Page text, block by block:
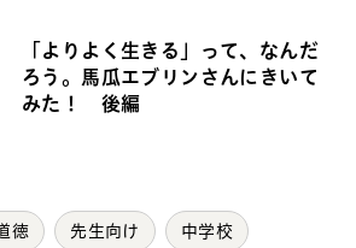
「よりよく生きる」って、なんだ
ろう。馬瓜エブリンさんにきいて
みた！ 後編
徳 先生向け 中学校